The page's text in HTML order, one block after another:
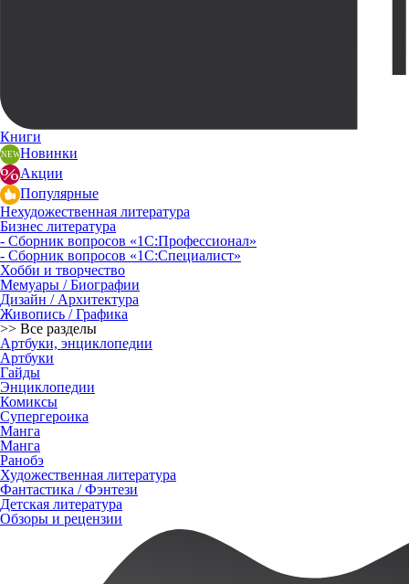
Книги
Новинки
Акции
Популярные
Нехудожественная литература
Бизнес литература
- Сборник вопросов «1С:Профессионал»
- Сборник вопросов «1С:Специалист»
Хобби и творчество
Мемуары / Биографии
Дизайн / Архитектура
Живопись / Графика
>> Все разделы
Артбуки, энциклопедии
Артбуки
Гайды
Энциклопедии
Комиксы
Супергероика
Манга
Манга
Ранобэ
Художественная литература
Фантастика / Фэнтези
Детская литература
Обзоры и рецензии